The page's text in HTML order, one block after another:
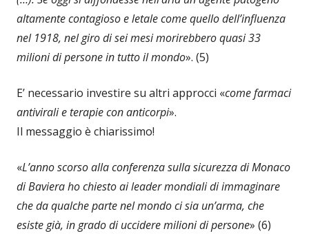
altamente contagioso e letale come quello dell’influenza
nel 1918, nel giro di sei mesi morirebbero quasi 33
milioni di persone in tutto il mondo». (5)
E’ necessario investire su altri approcci «come farmaci
antivirali e terapie con anticorpi».
Il messaggio è chiarissimo!
«L’anno scorso alla conferenza sulla sicurezza di Monaco
di Baviera ho chiesto ai leader mondiali di immaginare
che da qualche parte nel mondo ci sia un’arma, che
esiste già, in grado di uccidere milioni di persone» (6)